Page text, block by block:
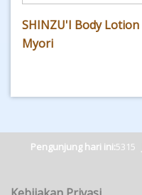
SHINZU'I Body Lotion
Myori
Pengunjung hari ini:5315